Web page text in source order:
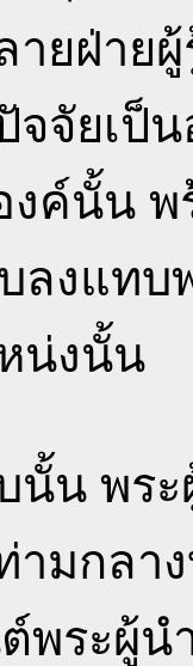
ายฝ่าย
จจัยเป็
งค์นั้น
ลงแทบ
น่งนั้น
นั้น พร
ามกลา
พระผู้น